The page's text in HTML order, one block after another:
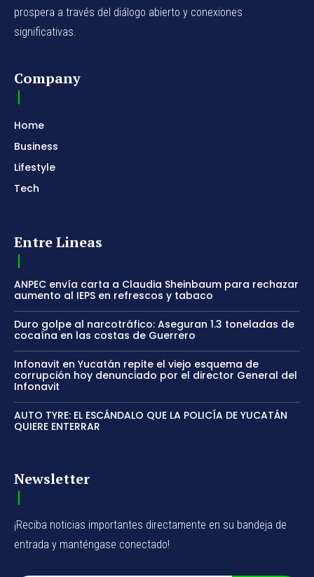
prospera a través del diálogo abierto y conexiones
significativas.
Company
Home
Business
Lifestyle
Tech
Entre Lineas
ANPEC envía carta a Claudia Sheinbaum para rechazar
aumento al IEPS en refrescos y tabaco
Duro golpe al narcotráfico: Aseguran 1.3 toneladas de
cocaína en las costas de Guerrero
Infonavit en Yucatán repite el viejo esquema de
corrupción hoy denunciado por el director General del
Infonavit
AUTO TYRE: EL ESCÁNDALO QUE LA POLICÍA DE YUCATÁN
QUIERE ENTERRAR
Newsletter
¡Reciba noticias importantes directamente en su bandeja de
entrada y manténgase conectado!